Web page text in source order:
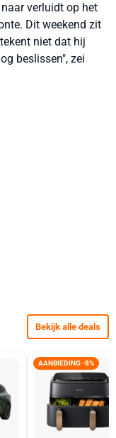
verluidt op het
Dit weekend zit
niet dat hij
beslissen", zei
Bekijk alle deals
AANBIEDING -8%